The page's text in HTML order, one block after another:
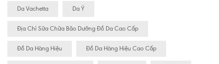
Da Vachetta Da Ý
Địa Chỉ Sữa Chữa Bão Dưỡng Đồ Da Cao Cấp
Đồ Da Hàng Hiệu Đồ Da Hàng Hiệu Cao Cấp